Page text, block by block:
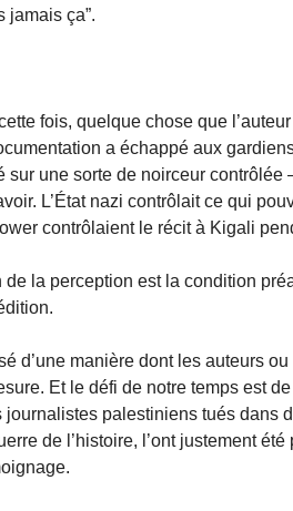
jamais ça”.
fois, quelque chose que
a échappé aux
sur une sorte de noirceur
L’État nazi contrôlait ce qui
contrôlaient le récit à Kigali
la perception est la condition
d’une manière dont les auteurs
Et le défi de notre temps est
palestiniens tués dans
de l’histoire, l’ont justement